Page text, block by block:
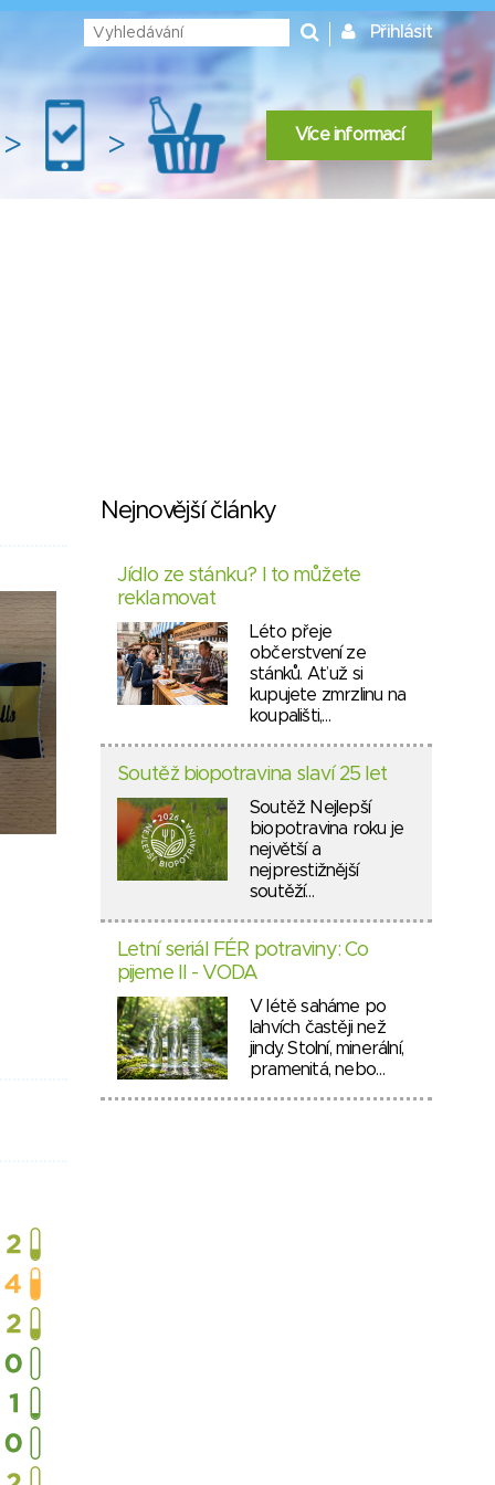
Přihlásit
> > Více informací
Nejnovější články
Jídlo ze stánku? I to můžete
reklamovat
Léto přeje
občerstvení ze
stánků. Ať už si
kupujete zmrzlinu na
koupališti,…
Soutěž biopotravina slaví 25 let
Soutěž Nejlepší
biopotravina roku je
největší a
nejprestižnější
soutěží…
Letní seriál FÉR potraviny: Co
pijeme II - VODA
V létě saháme po
lahvích častěji než
jindy. Stolní, minerální,
pramenitá, nebo…